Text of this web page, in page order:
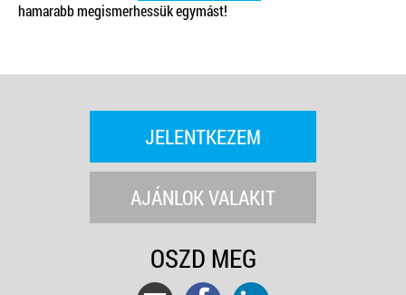
hamarabb megismerhessük egymást!
JELENTKEZEM
AJÁNLOK VALAKIT
OSZD MEG